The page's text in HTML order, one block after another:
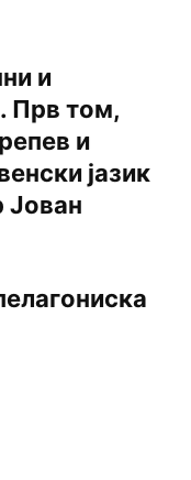
и
Прв том,
и
јазик
Јован